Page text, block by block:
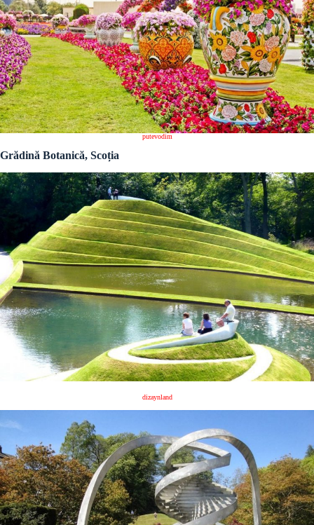
putevodim
Grădină Botanică, Scoția
dizaynland